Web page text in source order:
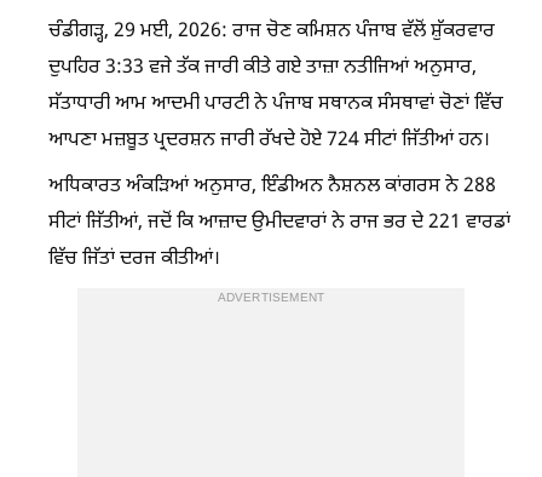
ਚੰਡੀਗੜ੍ਹ, 29 ਮਈ, 2026: ਰਾਜ ਚੋਣ ਕਮਿਸ਼ਨ ਪੰਜਾਬ ਵੱਲੋਂ ਸ਼ੁੱਕਰਵਾਰ
ਦੁਪਹਿਰ 3:33 ਵਜੇ ਤੱਕ ਜਾਰੀ ਕੀਤੇ ਗਏ ਤਾਜ਼ਾ ਨਤੀਜਿਆਂ ਅਨੁਸਾਰ,
ਸੱਤਾਧਾਰੀ ਆਮ ਆਦਮੀ ਪਾਰਟੀ ਨੇ ਪੰਜਾਬ ਸਥਾਨਕ ਸੰਸਥਾਵਾਂ ਚੋਣਾਂ ਵਿੱਚ
ਆਪਣਾ ਮਜ਼ਬੂਤ ​​ਪ੍ਰਦਰਸ਼ਨ ਜਾਰੀ ਰੱਖਦੇ ਹੋਏ 724 ਸੀਟਾਂ ਜਿੱਤੀਆਂ ਹਨ।
ਅਧਿਕਾਰਤ ਅੰਕੜਿਆਂ ਅਨੁਸਾਰ, ਇੰਡੀਅਨ ਨੈਸ਼ਨਲ ਕਾਂਗਰਸ ਨੇ 288
ਸੀਟਾਂ ਜਿੱਤੀਆਂ, ਜਦੋਂ ਕਿ ਆਜ਼ਾਦ ਉਮੀਦਵਾਰਾਂ ਨੇ ਰਾਜ ਭਰ ਦੇ 221 ਵਾਰਡਾਂ
ਵਿੱਚ ਜਿੱਤਾਂ ਦਰਜ ਕੀਤੀਆਂ।
ADVERTISEMENT